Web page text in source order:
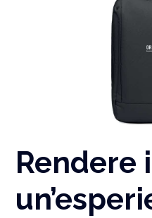
Rendere